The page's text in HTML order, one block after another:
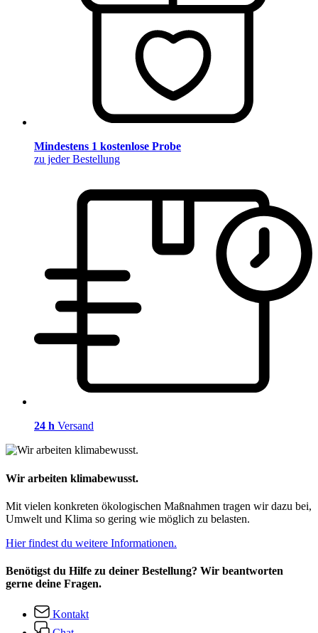
Mindestens 1 kostenlose Probe
zu jeder Bestellung
24 h Versand
Wir arbeiten klimabewusst.
Mit vielen konkreten ökologischen Maßnahmen tragen wir dazu bei,
Umwelt und Klima so gering wie möglich zu belasten.
Hier findest du weitere Informationen.
Benötigst du Hilfe zu deiner Bestellung? Wir beantworten
gerne deine Fragen.
Kontakt